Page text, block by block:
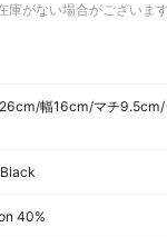
庫がない場合がございま
幅16cm/マチ9.5cm/
40%